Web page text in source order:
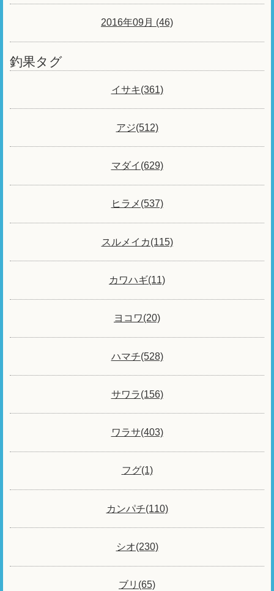
2016年09月 (46)
釣果タグ
イサキ(361)
アジ(512)
マダイ(629)
ヒラメ(537)
スルメイカ(115)
カワハギ(11)
ヨコワ(20)
ハマチ(528)
サワラ(156)
ワラサ(403)
フグ(1)
カンパチ(110)
シオ(230)
ブリ(65)